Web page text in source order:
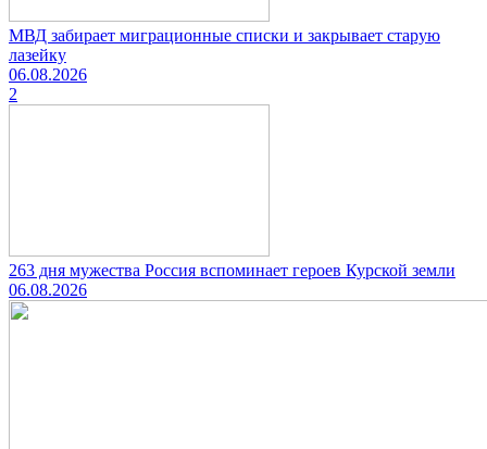
МВД забирает миграционные списки и закрывает старую
лазейку
06.08.2026
2
263 дня мужества Россия вспоминает героев Курской земли
06.08.2026